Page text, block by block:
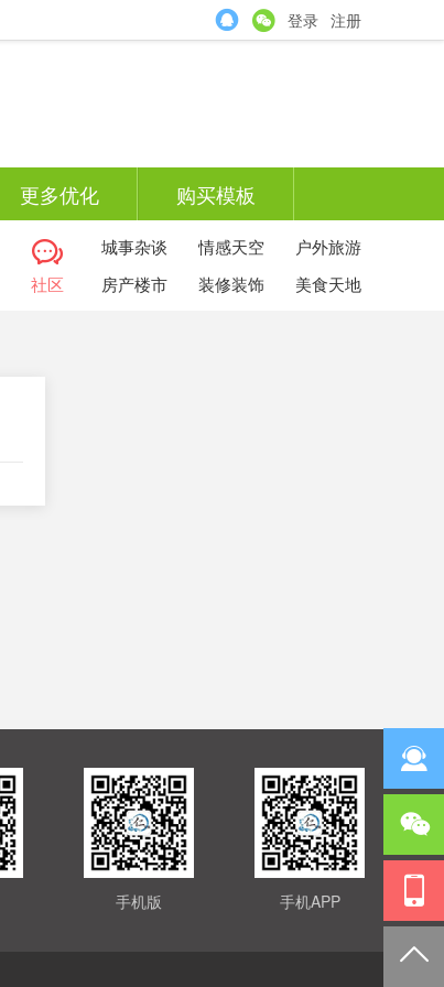
登录 注册
更多优化 购买模板
社区
城事杂谈 情感天空
户外旅游
房产楼市
装修装饰 美食天地
手机APP
手机版